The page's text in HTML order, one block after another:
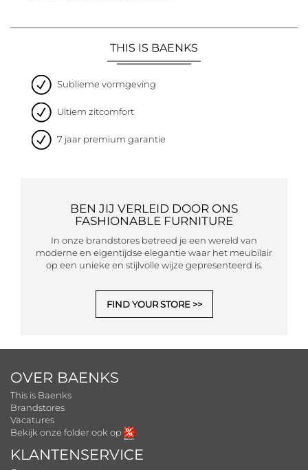
THIS IS BAENKS
Sublieme vormgeving
Ultiem zitcomfort
7 jaar premium garantie
BEN JIJ VERLEID DOOR ONS
FASHIONABLE FURNITURE
In onze brandstores betreed je een wereld van
moderne en eigentijdse elegantie waar het meubilair
op een unieke en stijlvolle wijze gepresenteerd is.
FIND YOUR STORE
OVER BAENKS
This is Baenks
Brandstores
Vacatures
Bekijk onze folder ook op
KLANTENSERVICE